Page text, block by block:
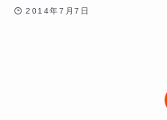
2014年7月7日